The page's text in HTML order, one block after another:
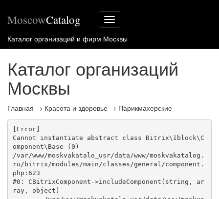
Меню
сайта
MoscowCatalog
Каталог организаций и фирм Москвы
Каталог организаций
Москвы
Главная → Красота и здоровье → Парикмахерские
[Error]
Cannot instantiate abstract class Bitrix\Iblock\C
omponent\Base (0)
/var/www/moskvakatalo_usr/data/www/moskvakatalog.
ru/bitrix/modules/main/classes/general/component.
php:623
#0: CBitrixComponent->includeComponent(string, ar
ray, object)